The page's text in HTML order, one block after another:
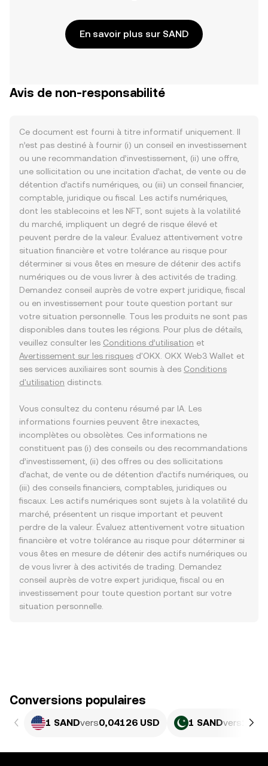
En savoir plus sur SAND
Avis de non-responsabilité
Ce document est fourni à titre informatif uniquement. Il
n’est pas destiné à fournir (i) un conseil en investissement
ou une recommandation d’investissement, (ii) une offre,
une sollicitation ou une incitation d’achat, de vente ou de
détention d’actifs numériques, ou (iii) un conseil financier,
comptable, juridique ou fiscal. Les actifs numériques,
dont les stablecoins et les NFT, sont sujets à la volatilité
du marché, impliquent un degré de risque élevé et
peuvent perdre de la valeur. Évaluez attentivement votre
situation financière et votre tolérance au risque pour
déterminer si vous êtes en mesure de détenir des actifs
numériques ou de vous livrer à des activités de trading.
Demandez conseil auprès de votre expert juridique, fiscal
ou en investissement pour toute question portant sur
votre situation personnelle. Tous les produits ne sont pas
disponibles dans toutes les régions. Pour plus de détails,
veuillez consulter les Conditions d’utilisation et
Avertissement sur les risques d'OKX. OKX Web3 Wallet et
ses services auxiliaires sont soumis à des Conditions
d'utilisation distincts.
Vous consultez du contenu résumé par IA. Les
informations fournies peuvent être inexactes,
incomplètes ou obsolètes. Ces informations ne
constituent pas (i) des conseils ou des recommandations
d’investissement, (ii) des offres ou des sollicitations
d’achat, de vente ou de détention d’actifs numériques, ou
(iii) des conseils financiers, comptables, juridiques ou
fiscaux. Les actifs numériques sont sujets à la volatilité du
marché, présentent un risque important et peuvent
perdre de la valeur. Évaluez attentivement votre situation
financière et votre tolérance au risque pour déterminer si
vous êtes en mesure de détenir des actifs numériques ou
de vous livrer à des activités de trading. Demandez
conseil auprès de votre expert juridique, fiscal ou en
investissement pour toute question portant sur votre
situation personnelle.
Conversions populaires
1 SANDvers0,04126 USD 1 SANDvers